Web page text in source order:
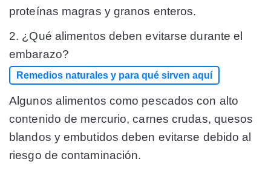
proteínas magras y granos enteros.
2. ¿Qué alimentos deben evitarse durante el
embarazo?
Remedios naturales y para qué sirven aquí
Algunos alimentos como pescados con alto
contenido de mercurio, carnes crudas, quesos
blandos y embutidos deben evitarse debido al
riesgo de contaminación.